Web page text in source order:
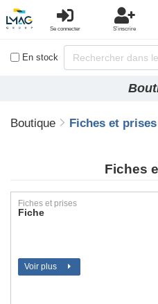
Se connecter S'inscrire
En stock
Boutique Fiches et prises
Fiches
Fiches et prises
Fiche
Voir plus